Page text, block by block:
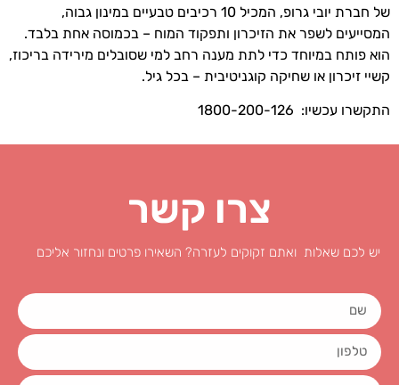
של חברת יובי גרופ, המכיל 10 רכיבים טבעיים במינון גבוה,
המסייעים לשפר את הזיכרון ותפקוד המוח – בכמוסה אחת בלבד.
הוא פותח במיוחד כדי לתת מענה רחב למי שסובלים מירידה בריכוז,
קשיי זיכרון או שחיקה קוגניטיבית – בכל גיל.
התקשרו עכשיו: 1800-200-126
צרו קשר
יש לכם שאלות ואתם זקוקים לעזרה? השאירו פרטים ונחזור אליכם